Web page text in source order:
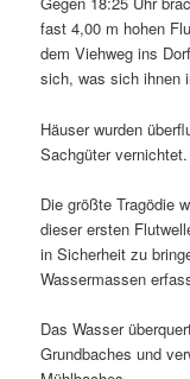
fast 4,00 m hohen
dem Viehweg ins
sich, was sich ihnen
Häuser wurden
Sachgüter vernichtet.
Die größte Tragödie
dieser ersten
in Sicherheit zu
Wassermassen
Das Wasser
Grundbaches und